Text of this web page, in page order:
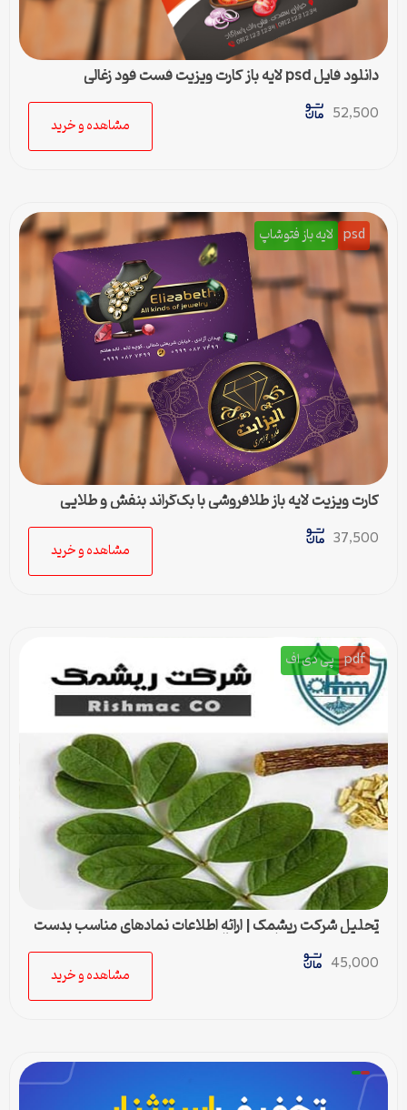
دانلود فایل psd لایه باز کارت ویزیت فست فود زغالی
52,500
مشاهده و خرید
psd لایه باز فتوشاپ
کارت ویزیت لایه باز طلافروشی با بک‌گراند بنفش و طلایی
37,500
مشاهده و خرید
pdf پی دی اف
تحلیل شرکت ریشمک | ارائه اطلاعات نمادهای مناسب بدست
آمده با رویکرد تحیلی تکنیکال
45,000
مشاهده و خرید